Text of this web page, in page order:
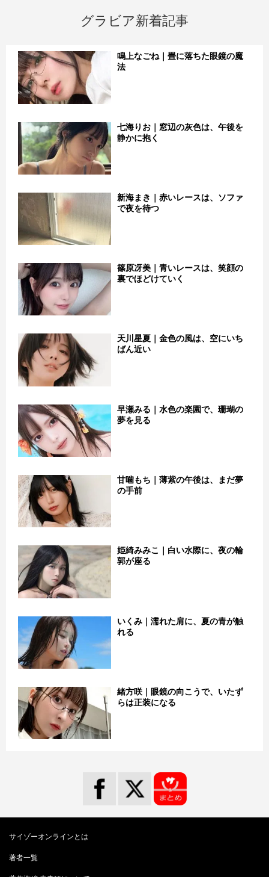
グラビア新着記事
鳴上なごね｜畳に落ちた眼鏡の魔
法
七海りお｜窓辺の灰色は、午後を
静かに抱く
新海まき｜赤いレースは、ソファ
で夜を待つ
篠原冴美｜青いレースは、笑顔の
裏でほどけていく
天川星夏｜金色の風は、空にいち
ばん近い
早瀬みる｜水色の楽園で、珊瑚の
夢を見る
甘噛もち｜薄紫の午後は、まだ夢
の手前
姫綺みみこ｜白い水際に、夜の輪
郭が座る
いくみ｜濡れた肩に、夏の青が触
れる
緒方咲｜眼鏡の向こうで、いたず
らは正装になる
サイゾーオンラインとは
著者一覧